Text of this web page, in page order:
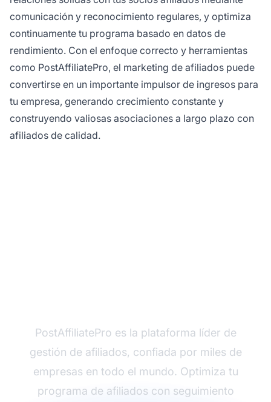
comunicación y reconocimiento regulares, y optimiza
continuamente tu programa basado en datos de
rendimiento. Con el enfoque correcto y herramientas
como PostAffiliatePro, el marketing de afiliados puede
convertirse en un importante impulsor de ingresos para
tu empresa, generando crecimiento constante y
construyendo valiosas asociaciones a largo plazo con
afiliados de calidad.
PostAffiliatePro es la plataforma líder de
gestión de afiliados, confiada por miles de
empresas en todo el mundo. Optimiza tu
programa de afiliados con seguimiento